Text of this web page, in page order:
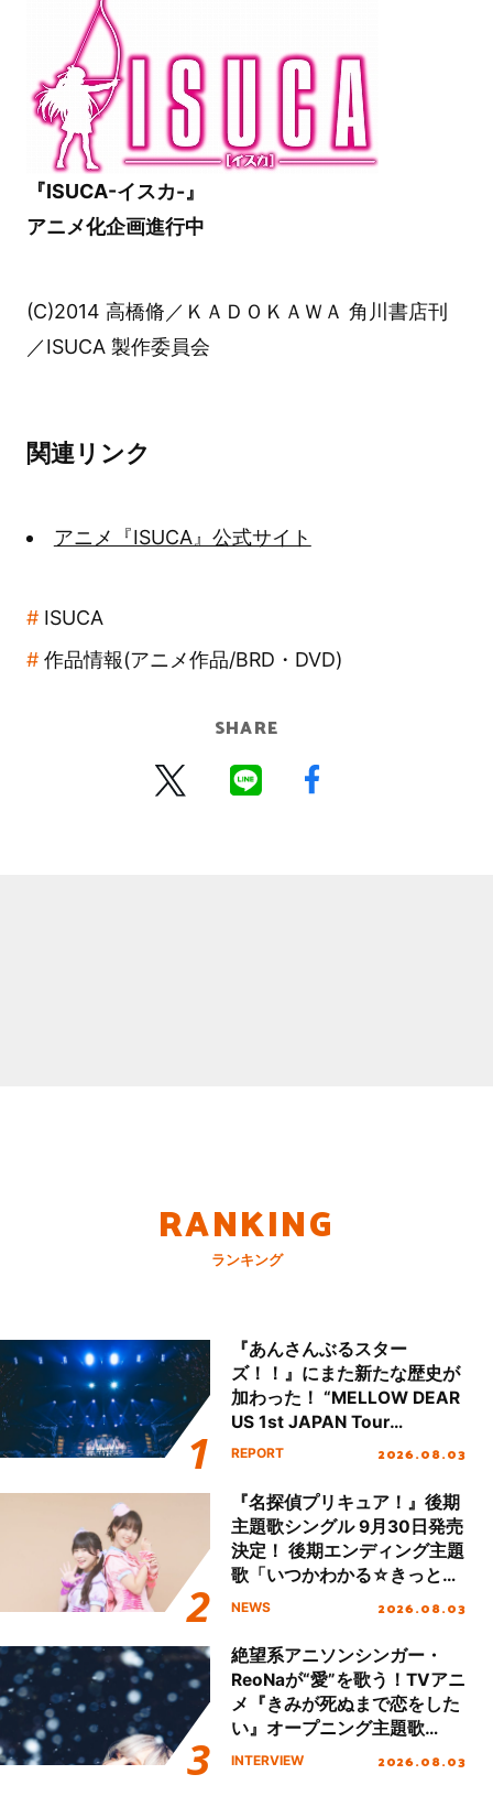
『ISUCA-イスカ-』
アニメ化企画進行中
(C)2014 高橋脩／ＫＡＤＯＫＡＷＡ 角川書店刊
／ISUCA 製作委員会
関連リンク
アニメ『ISUCA』公式サイト
ISUCA
作品情報(アニメ作品/BRD・DVD)
SHARE
RANKING
ランキング
『あんさんぶるスター
ズ！！』にまた新たな歴史が
加わった！ “MELLOW DEAR
US 1st JAPAN Tour
Final「NICE to meet YOU
ート!!
REPORT 2026.08.03
『名探偵プリキュア！』後期
主題歌シングル 9月30日発売
決定！ 後期エンディング主題
歌「いつかわかる☆きっとあ
える」TVサイズ先行配信開
NEWS 2026.08.03
絶望系アニソンシンガー・
ReoNaが“愛”を歌う！TVアニ
メ『きみが死ぬまで恋をした
い』オープニング主題歌
「Amore」インタビュー
INTERVIEW 2026.08.03